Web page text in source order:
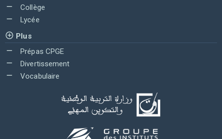
Collège
Lycée
Plus
Prépas CPGE
Divertissement
Vocabulaire